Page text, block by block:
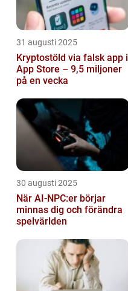
31 augusti 2025
Kryptostöld via falsk app i
App Store – 9,5 miljoner
på en vecka
30 augusti 2025
När AI-NPC:er börjar
minnas dig och förändra
spelvärlden